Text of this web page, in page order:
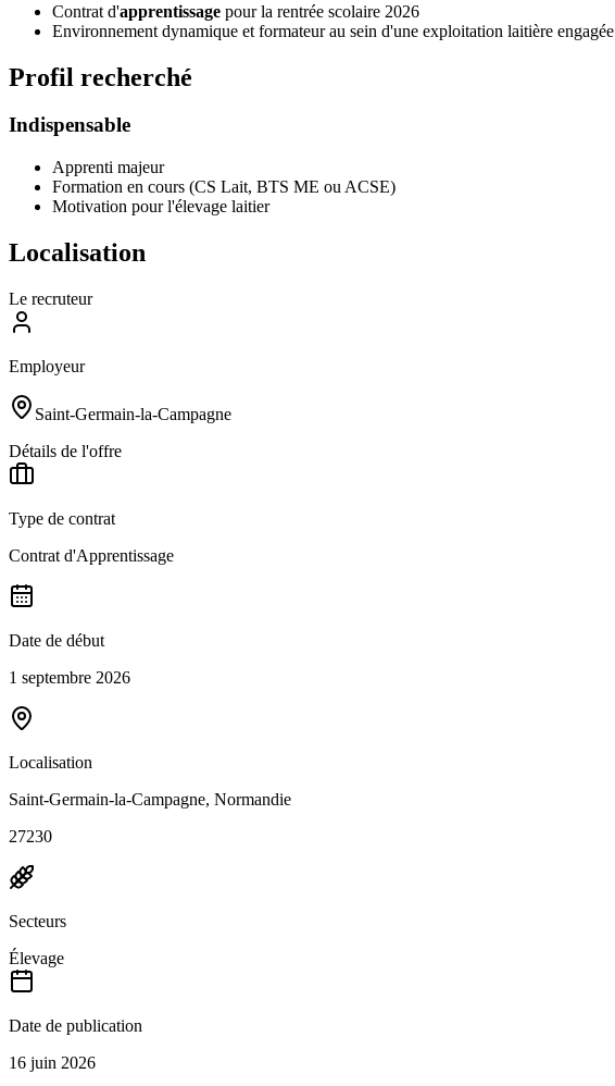
Contrat d'apprentissage pour la rentrée scolaire 2026
Environnement dynamique et formateur au sein d'une exploitation laitière engagée
Profil recherché
Indispensable
Apprenti majeur
Formation en cours (CS Lait, BTS ME ou ACSE)
Motivation pour l'élevage laitier
Localisation
Le recruteur
Employeur
Saint-Germain-la-Campagne
Détails de l'offre
Type de contrat
Contrat d'Apprentissage
Date de début
1 septembre 2026
Localisation
Saint-Germain-la-Campagne, Normandie
27230
Secteurs
Élevage
Date de publication
16 juin 2026